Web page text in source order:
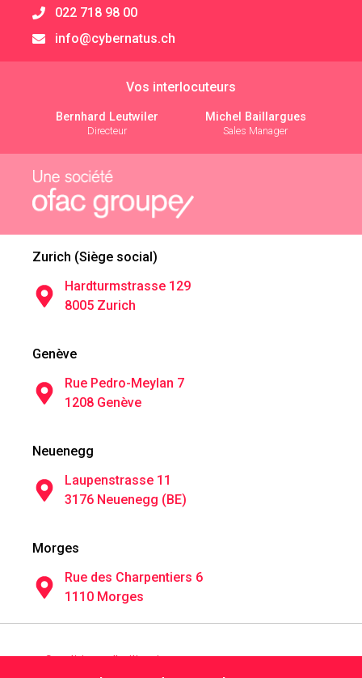
022 718 98 00
info@cybernatus.ch
Vos interlocuteurs
Bernhard Leutwiler
Directeur
Michel Baillargues
Sales Manager
Zurich (Siège social)
Hardturmstrasse 129
8005 Zurich
Genève
Rue Pedro-Meylan 7
1208 Genève
Neuenegg
Laupenstrasse 11
3176 Neuenegg (BE)
Morges
Rue des Charpentiers 6
1110 Morges
Conditions d'utilisation